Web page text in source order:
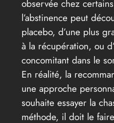
observée chez
l’abstinence peut
placebo, d’une plus
à la récupération, ou
concomitant dans le
En réalité, la
une approche
souhaite essayer la
méthode, il doit le